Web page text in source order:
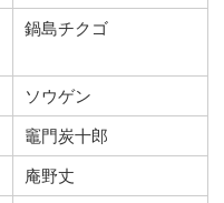
鍋島チクゴ
ソウゲン
竈門炭十郎
庵野丈